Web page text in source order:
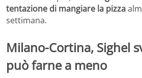
tentazione di mangiare la pizza
settimana.
Milano-Cortina, Sighel
può farne a meno